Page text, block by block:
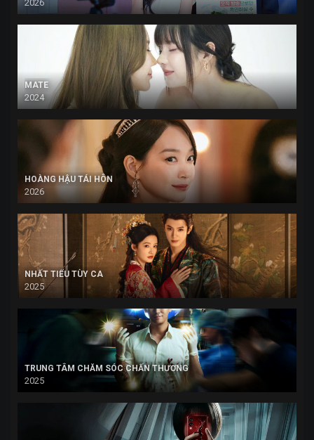
2026
MATE
2024
HOÀNG HẬU TÁI HÔN
2026
NHẤT TIẾU TÙY CA
2025
TRUNG TÂM CHĂM SÓC CHẤN THƯƠNG
2025